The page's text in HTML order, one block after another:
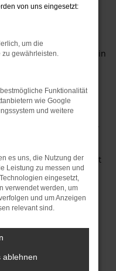
kaum
falsch. Für Ihre
Fahrzeuge dieses
durch eine
Der Vorteil, den ein
einem
Ausstattung. Sicher
Modellgenerationen
vom Autoservice
fasziniert und
ohne Vorbehalte.
und nehmen
Zudem erhalten
EU-Importe und somit
von uns eingesetzt:
um die
zu gewährleisten.
Funktionalität
wie Google
und weitere
es uns, die Nutzung der
Leistung zu messen und
eingesetzt,
verwendet werden, um
und um Anzeigen
relevant sind.
ablehnen